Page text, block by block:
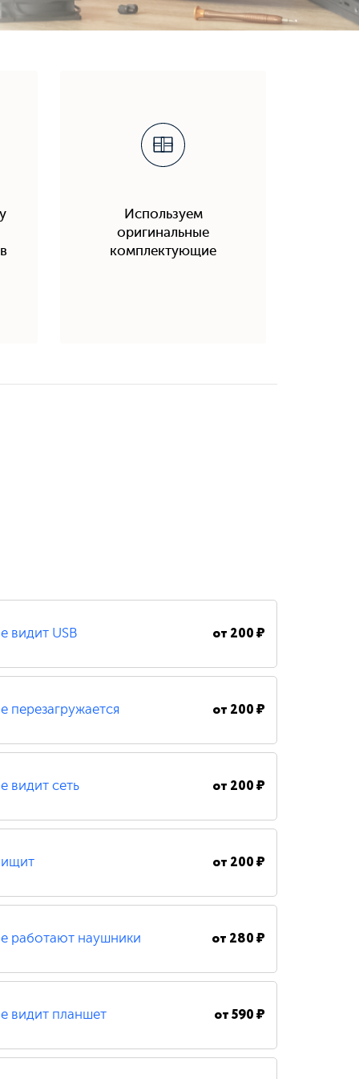
Используем
оригинальные
комплектующие
видит USB от 200 ₽
перезагружается от 200 ₽
видит сеть от 200 ₽
от 200 ₽
работают наушники от 280 ₽
видит планшет от590 ₽